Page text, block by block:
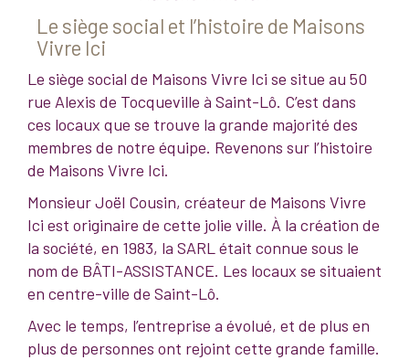
Le siège social et l’histoire de Maisons
Vivre Ici
Le siège social de Maisons Vivre Ici se situe au 50
rue Alexis de Tocqueville à Saint-Lô. C’est dans
ces locaux que se trouve la grande majorité des
membres de notre équipe. Revenons sur l’histoire
de Maisons Vivre Ici.
Monsieur Joël Cousin, créateur de Maisons Vivre
Ici est originaire de cette jolie ville. À la création de
la société, en 1983, la SARL était connue sous le
nom de BÂTI-ASSISTANCE. Les locaux se situaient
en centre-ville de Saint-Lô.
Avec le temps, l’entreprise a évolué, et de plus en
plus de personnes ont rejoint cette grande famille.